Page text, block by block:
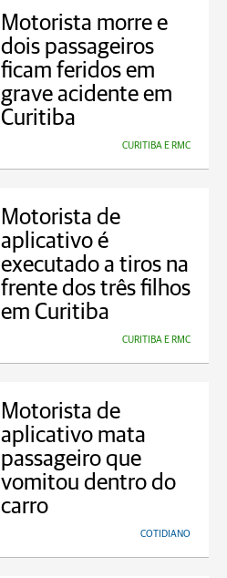
Motorista morre e
dois passageiros
ficam feridos em
grave acidente em
Curitiba
CURITIBA E RMC
Motorista de
aplicativo é
executado a tiros na
frente dos três filhos
em Curitiba
CURITIBA E RMC
Motorista de
aplicativo mata
passageiro que
vomitou dentro do
carro
COTIDIANO